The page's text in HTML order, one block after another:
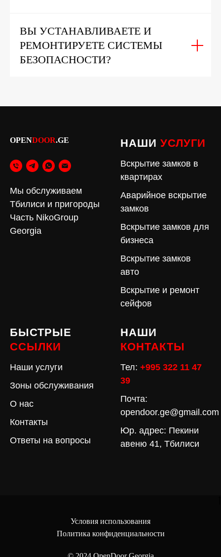
ВЫ УСТАНАВЛИВАЕТЕ И
РЕМОНТИРУЕТЕ СИСТЕМЫ
БЕЗОПАСНОСТИ?
OPENDOOR.GE
Мы обслуживаем
Тбилиси и пригороды
Часть NikoGroup
Georgia
НАШИ УСЛУГИ
Вскрытие замков в
квартирах
Аварийное вскрытие
замков
Вскрытие замков для
бизнеса
Вскрытие замков
авто
Вскрытие и ремонт
сейфов
БЫСТРЫЕ
ССЫЛКИ
Наши услуги
Зоны обслуживания
О нас
Контакты
Ответы на вопросы
НАШИ
КОНТАКТЫ
Тел: +995 322 11 47
39
Почта:
opendoor.ge@gmail.com
Юр. адрес: Пекини
авеню 41, Тбилиси
Условия использования
Политика конфиденциальности